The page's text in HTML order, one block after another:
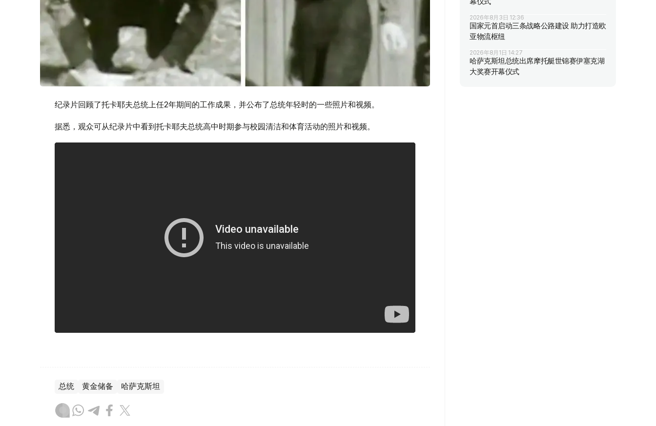
纪录片回顾了托卡耶夫总统上任2年期间的工作成果，并公布了总统年轻时的一些照片和视频。
据悉，观众可从纪录片中看到托卡耶夫总统高中时期参与校园清洁和体育活动的照片和视频。
总统 黄金储备 哈萨克斯坦
2026年8月3日 12:36
国家元首启动三条战略公路建设 助力打造欧
亚物流枢纽
2026年8月1日 14:27
哈萨克斯坦总统出席摩托艇世锦赛伊塞克湖
大奖赛开幕仪式